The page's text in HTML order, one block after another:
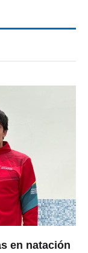
en natación